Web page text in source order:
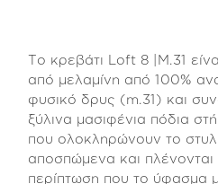
Το κρεβάτι Loft 8 |M.31
από μελαμίνη από 100%
φυσικό δρυς (m.31) και
ξύλινα μασιφένια πόδια
που ολοκληρώνουν το στυλ
αποσπώμενα και
περίπτωση που το ύφασμα